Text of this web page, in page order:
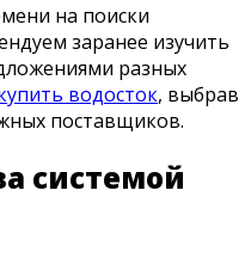
на поиски
заранее изучить
разных
водосток, выбрав
поставщиков.
системой